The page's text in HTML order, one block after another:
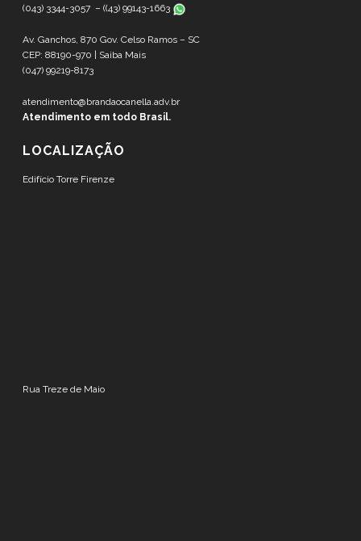
(043) 3344-3057 – ((43) 99143-1663
Av. Ganchos, 870 Gov. Celso Ramos – SC
CEP: 88190-970 | Saiba Mais
(047) 99219-8173
atendimento@brandaocanella.adv.br
Atendimento em todo Brasil.
LOCALIZAÇÃO
Edifício Torre Firenze
Rua Treze de Maio